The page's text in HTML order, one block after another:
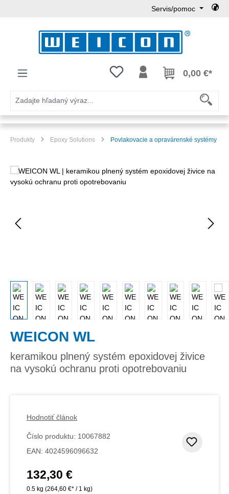
Servis/pomoc
Máte 0 položky zoznamu želaní
0,00 €*
Produkty Epoxy Solutions Povlakovacie a opravárenské systémy
Preskočiť galériu obrázkov
WEICON WL
keramikou plnený systém epoxidovej živice
na vysokú ochranu proti opotrebovaniu
Hodnotiť článok
Číslo produktu: 10067882
EAN: 4024596096632
Bežná cena:
132,30 €
0.5 kg (264,60 €* / 1 kg)